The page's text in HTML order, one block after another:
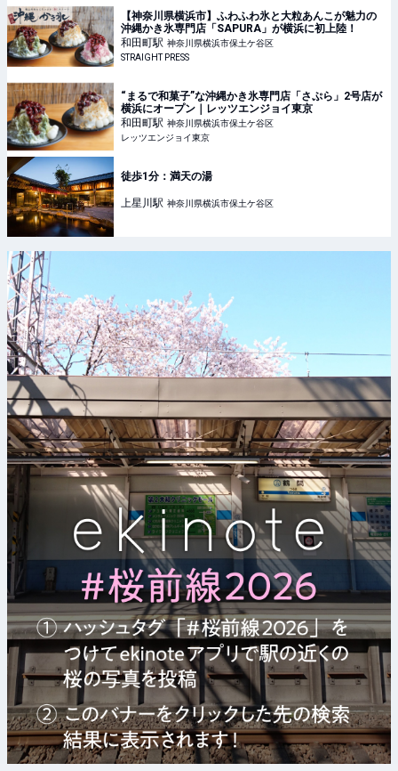
【神奈川県横浜市】ふわふわ氷と大粒あんこが魅力の
沖縄かき氷専門店「SAPURA」が横浜に初上陸！
和田町駅 神奈川県横浜市保土ケ谷区
STRAIGHT PRESS
“まるで和菓子”な沖縄かき氷専門店「さぷら」2号店が
横浜にオープン｜レッツエンジョイ東京
和田町駅 神奈川県横浜市保土ケ谷区
レッツエンジョイ東京
徒歩1分：満天の湯
上星川駅 神奈川県横浜市保土ケ谷区